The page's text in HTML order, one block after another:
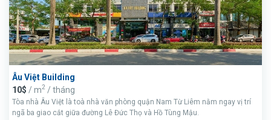
Âu Việt Building
10$ / m2 / tháng
Tòa nhà Âu Việt là toà nhà văn phòng quận Nam Từ Liêm nằm ngay vị trí
ngã ba giao cắt giữa đường Lê Đức Thọ và Hồ Tùng Mậu.